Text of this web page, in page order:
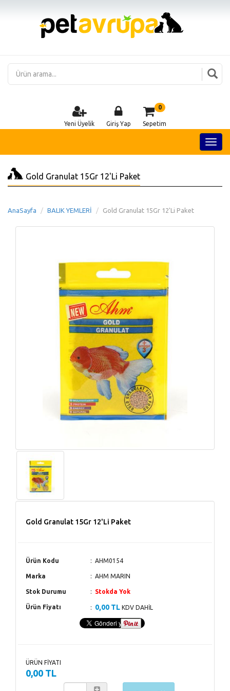
Yeni Üyelik Giriş Yap
0
Sepetim
Gold Granulat 15Gr 12'Li Paket
AnaSayfa BALIK YEMLERİ Gold Granulat 15Gr 12'Li Paket
Gold Granulat 15Gr 12'Li Paket
Ürün Kodu AHM0154
Marka AHM MARIN
Stok Durumu Stokda Yok
Ürün Fiyatı 0,00 TL KDV DAHİL
ÜRÜN FİYATI
0,00 TL